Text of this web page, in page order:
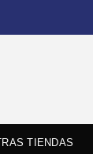
TIENDAS